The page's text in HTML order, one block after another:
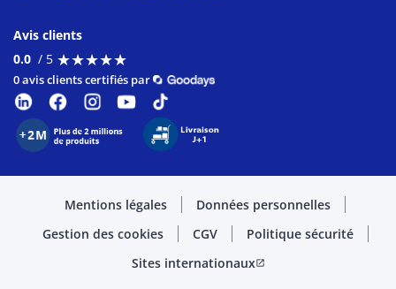
Avis clients
0.0 / 5 ★★★★★
★★★★★
0 avis clients certifiés par
Mentions légales
Données personnelles
Gestion des cookies
CGV
Politique sécurité
Sites internationauxopen_in_new